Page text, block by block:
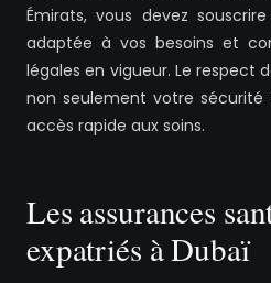
Émirats, vous devez
adaptée à vos besoins et
légales en vigueur. Le respect
non seulement votre sécurité
accès rapide aux soins.
Les assurances
expatriés à Dubaï